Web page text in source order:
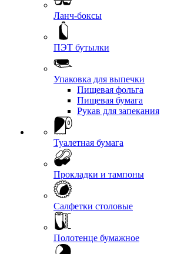
Ланч-боксы
ПЭТ бутылки
Упаковка для выпечки
Пищевая фольга
Пищевая бумага
Рукав для запекания
Туалетная бумага
Прокладки и тампоны
Салфетки столовые
Полотенце бумажное